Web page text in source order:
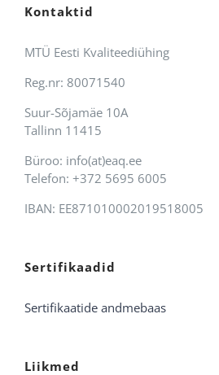
Kontaktid
MTÜ Eesti Kvaliteediühing
Reg.nr: 80071540
Suur-Sõjamäe 10A
Tallinn 11415
Büroo: info(at)eaq.ee
Telefon: +372 5695 6005
IBAN: EE871010002019518005
Sertifikaadid
Sertifikaatide andmebaas
Liikmed